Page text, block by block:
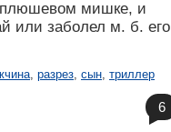
плюшевом мишке, и
или заболел м. б. его
, разрез, сын, триллер
6